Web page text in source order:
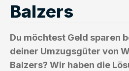
Balzers
Du möchtest Geld sparen
deiner Umzugsgüter von
Balzers? Wir haben die